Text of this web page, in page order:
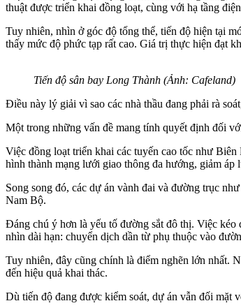
thuật được triển khai đồng loạt, cùng với hạ tầng
Tuy nhiên, nhìn ở góc độ tổng thể, tiến độ hiện tại
thấy mức độ phức tạp rất cao. Giá trị thực hiện đạt
Tiến độ sân bay Long Thành (Ảnh: Cafeland)
Điều này lý giải vì sao các nhà thầu đang phải rà
Một trong những vấn đề mang tính quyết định đối
Việc đồng loạt triển khai các tuyến cao tốc như
hình thành mạng lưới giao thông đa hướng, giảm áp
Song song đó, các dự án vành đai và đường trục
Nam Bộ.
Đáng chú ý hơn là yếu tố đường sắt đô thị. Việc
nhìn dài hạn: chuyển dịch dần từ phụ thuộc vào
Tuy nhiên, đây cũng chính là điểm nghẽn lớn nhất.
đến hiệu quả khai thác.
Dù tiến độ đang được kiểm soát, dự án vẫn đối mặt